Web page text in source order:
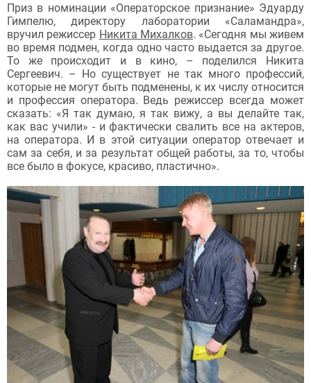
Приз в номинации «Операторское признание» Эдуарду
Гимпелю, директору лаборатории «Саламандра»,
вручил режиссер Никита Михалков. «Сегодня мы живем
во время подмен, когда одно часто выдается за другое.
То же происходит и в кино, – поделился Никита
Сергеевич. – Но существует не так много профессий,
которые не могут быть подменены, к их числу относится
и профессия оператора. Ведь режиссер всегда может
сказать: «Я так думаю, я так вижу, а вы делайте так,
как вас учили» - и фактически свалить все на актеров,
на оператора. И в этой ситуации оператор отвечает и
сам за себя, и за результат общей работы, за то, чтобы
все было в фокусе, красиво, пластично».